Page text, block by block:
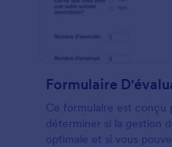
Ce formulaire est conçu
déterminer si la gestion
optimale et si vous